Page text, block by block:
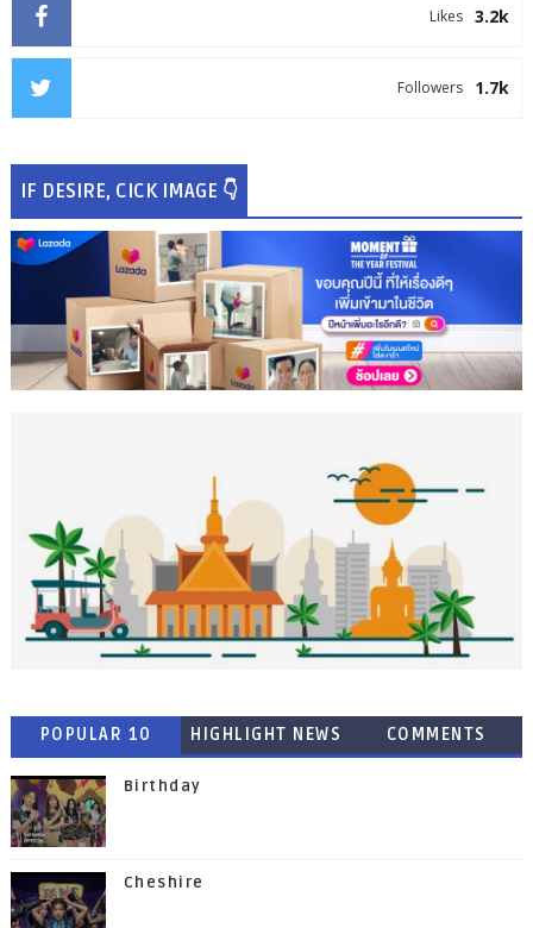
3.2k
Likes
1.7k
Followers
IF DESIRE, CICK IMAGE 👇
POPULAR 10 HIGHLIGHT NEWS COMMENTS
Birthday
Cheshire